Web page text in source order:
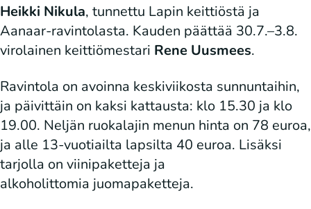
Heikki Nikula, tunnettu Lapin keittiöstä ja
Aanaar-ravintolasta. Kauden päättää 30.7.–3.8.
virolainen keittiömestari Rene Uusmees.
Ravintola on avoinna keskiviikosta sunnuntaihin,
ja päivittäin on kaksi kattausta: klo 15.30 ja klo
19.00. Neljän ruokalajin menun hinta on 78 euroa,
ja alle 13-vuotiailta lapsilta 40 euroa. Lisäksi
tarjolla on viinipaketteja ja
alkoholittomia juomapaketteja.